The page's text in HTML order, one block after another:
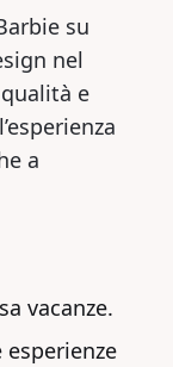
su
nel
e
a
vacanze.